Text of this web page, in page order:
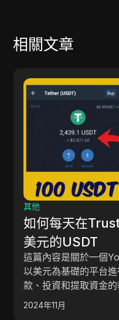
相關文章
其他
如何每天在
美元的USDT
這篇內容是關於一個
以美元為基礎的平台
款、投資和提取資金
動。該影片解釋了可
功從平台提取資金的示
2024年11月